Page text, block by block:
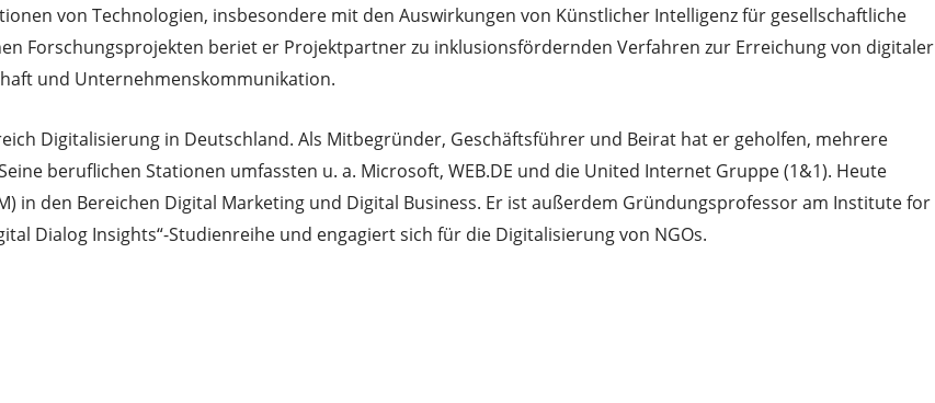
von Technologien, insbesondere mit den Auswirkungen von Künstlicher Intelligenz für gesellschaftliche
Forschungsprojekten beriet er Projektpartner zu inklusionsfördernden Verfahren zur Erreichung von digitaler
und Unternehmenskommunikation.
Digitalisierung in Deutschland. Als Mitbegründer, Geschäftsführer und Beirat hat er geholfen, mehrere
beruflichen Stationen umfassten u. a. Microsoft, WEB.DE und die United Internet Gruppe (1&1). Heute
in den Bereichen Digital Marketing und Digital Business. Er ist außerdem Gründungsprofessor am Institute for
Dialog Insights“-Studienreihe und engagiert sich für die Digitalisierung von NGOs.